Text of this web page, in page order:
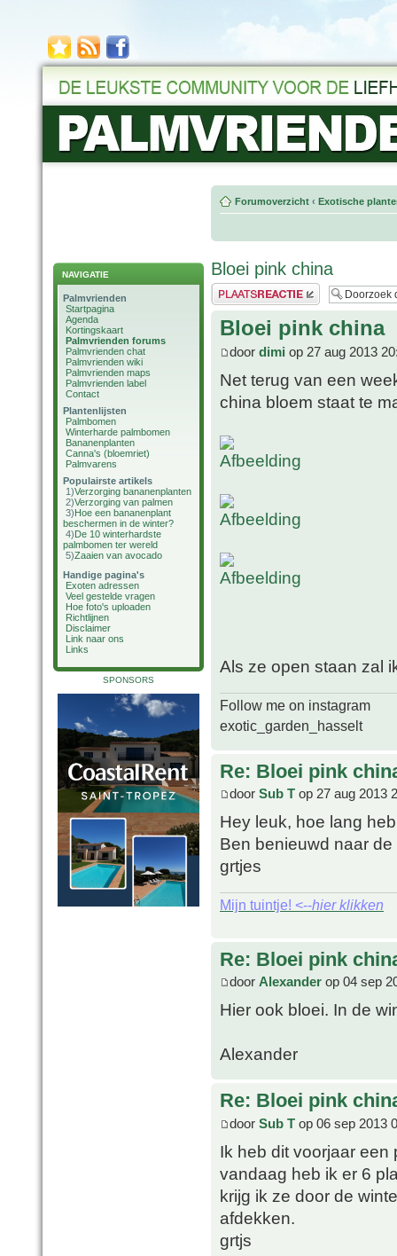
NAVIGATIE
Palmvrienden
Startpagina
Agenda
Kortingskaart
Palmvrienden forums
Palmvrienden chat
Palmvrienden wiki
Palmvrienden maps
Palmvrienden label
Contact
Plantenlijsten
Palmbomen
Winterharde palmbomen
Bananenplanten
Canna's (bloemriet)
Palmvarens
Populairste artikels
1)Verzorging bananenplanten
2)Verzorging van palmen
3)Hoe een bananenplant
beschermen in de winter?
4)De 10 winterhardste
palmbomen ter wereld
5)Zaaien van avocado
Handige pagina's
Exoten adressen
Veel gestelde vragen
Hoe foto's uploaden
Richtlijnen
Disclaimer
Link naar ons
Links
SPONSORS
Forumoverzicht ‹ Exotische
Bloei pink china
Plaats een reactie
Bloei pink china
door dimi op 27 aug 2013
Net terug van een
china bloem staat te
Als ze open staan zal
Follow me on instagram
exotic_garden_hasselt
Re: Bloei pink
door Sub T op 27 aug 2013
Hey leuk, hoe lang
Ben benieuwd naar de
grtjes
Mijn tuintje! <--hier klikken
Re: Bloei pink
door Alexander op 04 sep
Hier ook bloei. In de
Alexander
Re: Bloei pink
door Sub T op 06 sep 2013
Ik heb dit voorjaar een
vandaag heb ik er 6
krijg ik ze door de
afdekken.
grtjs